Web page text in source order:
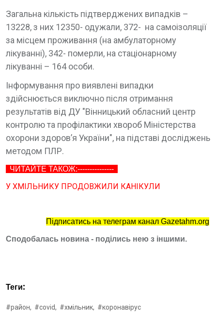
Загальна кількість підтверджених випадків –
13228, з них 12350- одужали, 372- на самоізоляції
за місцем проживання (на амбулаторному
лікуванні), 342- померли, на стаціонарному
лікуванні – 164 особи.
Інформування про виявлені випадки
здійснюється виключно після отримання
результатів від ДУ "Вінницький обласний центр
контролю та профілактики хвороб Міністерства
охорони здоров’я України", на підставі досліджень
методом ПЛР.
ЧИТАЙТЕ ТАКОЖ:---------------
У ХМІЛЬНИКУ ПРОДОВЖИЛИ КАНІКУЛИ
Підписатись на телеграм канал Gazetahm.org
Сподобалась новина - поділись нею з іншими.
Теги:
#район, #covid, #хмільник, #коронавірус